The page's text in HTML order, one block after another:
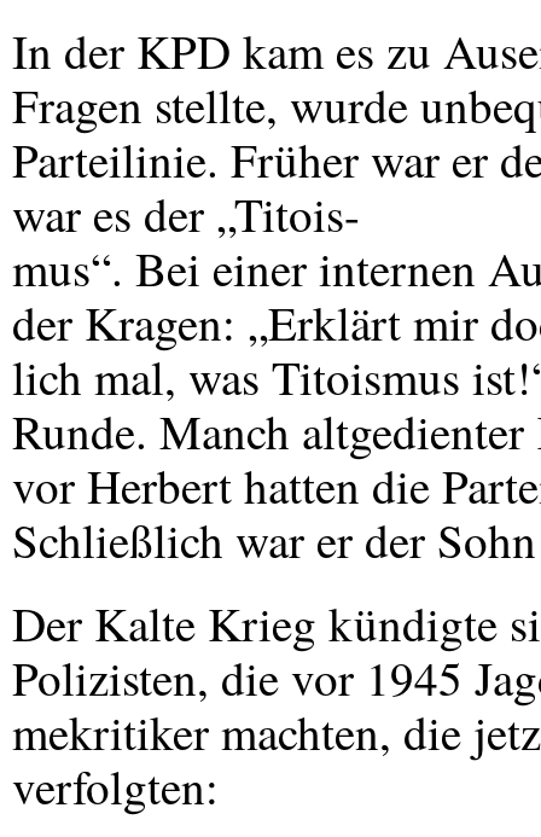
In der KPD kam es zu
Fragen stellte, wurde
Parteilinie. Früher war er
war es der „Titois-
mus“. Bei einer internen
der Kragen: „Erklärt mir
lich mal, was Titoismus
Runde. Manch altgedienter
vor Herbert hatten die
Schließlich war er der
Der Kalte Krieg kündigte
Polizisten, die vor 1945
mekritiker machten, die
verfolgten: